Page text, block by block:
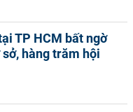
TP HCM bất ngờ
hàng trăm hội